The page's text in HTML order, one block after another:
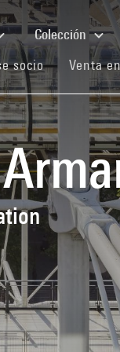
Colección
socio(current)
Venta